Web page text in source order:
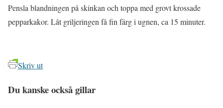
Pensla blandningen på skinkan och toppa med grovt krossade
pepparkakor. Låt griljeringen få fin färg i ugnen, ca 15 minuter.
Skriv ut
Du kanske också gillar